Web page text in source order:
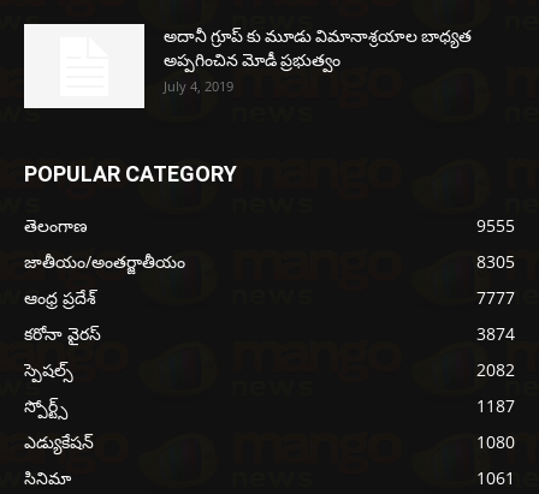
అదానీ గ్రూప్ కు మూడు విమానాశ్రయాల బాధ్యత
అప్పగించిన మోడీ ప్రభుత్వం
July 4, 2019
POPULAR CATEGORY
తెలంగాణ
9555
జాతీయం/అంతర్జాతీయం
8305
ఆంధ్ర ప్రదేశ్
7777
కరోనా వైరస్
3874
స్పెషల్స్
2082
స్పోర్ట్స్
1187
ఎడ్యుకేషన్
1080
సినిమా
1061